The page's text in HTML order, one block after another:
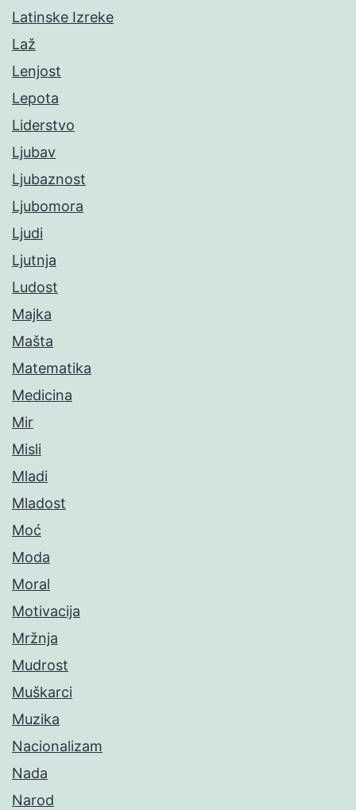
Latinske Izreke
Laž
Lenjost
Lepota
Liderstvo
Ljubav
Ljubaznost
Ljubomora
Ljudi
Ljutnja
Ludost
Majka
Mašta
Matematika
Medicina
Mir
Misli
Mladi
Mladost
Moć
Moda
Moral
Motivacija
Mržnja
Mudrost
Muškarci
Muzika
Nacionalizam
Nada
Narod